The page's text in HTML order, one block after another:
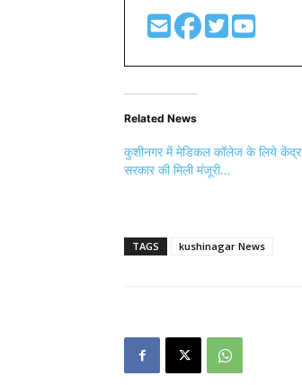
Related News
कुशीनगर में मेडिकल कॉलेज के लिये केंद्र
सरकार की मिली मंजूरी…
TAGS kushinagar News